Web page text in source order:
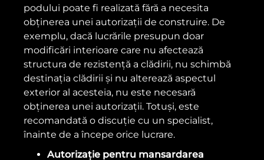
podului poate fi realizată fără a necesita
obținerea unei autorizații de construire. De
exemplu, dacă lucrările presupun doar
modificări interioare care nu afectează
structura de rezistență a clădirii, nu schimbă
destinația clădirii și nu alterează aspectul
exterior al acesteia, nu este necesară
obținerea unei autorizații. Totuși, este
recomandată o discuție cu un specialist,
înainte de a începe orice lucrare.
Autorizație pentru mansardarea